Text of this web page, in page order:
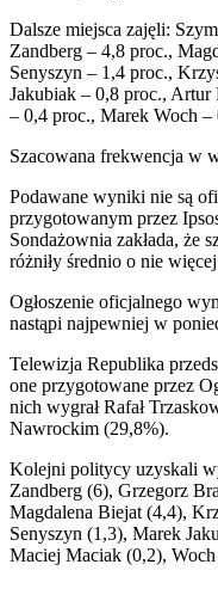
Dalsze miejsca zajęli:
Zandberg – 4,8 proc.,
Senyszyn – 1,4 proc.,
Jakubiak – 0,8 proc.,
– 0,4 proc., Marek Woch –
Szacowana frekwencja w
Podawane wyniki nie są
przygotowanym przez
Sondażownia zakłada, że
różniły średnio o nie
Ogłoszenie oficjalnego
nastąpi najpewniej w
Telewizja Republika
one przygotowane przez
nich wygrał Rafał
Nawrockim (29,8%).
Kolejni politycy uzyskali
Zandberg (6), Grzegorz
Magdalena Biejat (4,4),
Senyszyn (1,3), Marek
Maciej Maciak (0,2),